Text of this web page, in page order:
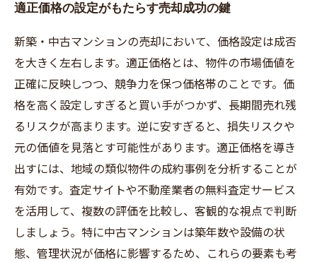
適正価格の設定がもたらす売却成功の鍵
新築・中古マンションの売却において、価格設定は成否
を大きく左右します。適正価格とは、物件の市場価値を
正確に反映しつつ、競争力を保つ価格帯のことです。価
格を高く設定しすぎると買い手がつかず、長期間売れ残
るリスクが高まります。逆に安すぎると、損失リスクや
元の価値を見落とす可能性があります。適正価格を導き
出すには、地域の類似物件の成約事例を分析することが
有効です。査定サイトや不動産業者の無料査定サービス
を活用して、複数の評価を比較し、客観的な視点で判断
しましょう。特に中古マンションは築年数や設備の状
態、管理状況が価格に影響するため、これらの要素も考